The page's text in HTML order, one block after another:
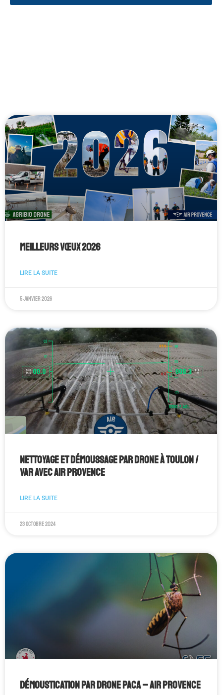
Meilleurs vœux 2026
LIRE LA SUITE
5 janvier 2026
Nettoyage et Démoussage par Drone à Toulon /
Var avec AIR PROVENCE
LIRE LA SUITE
23 octobre 2024
Démoustication par drone PACA – AIR PROVENCE